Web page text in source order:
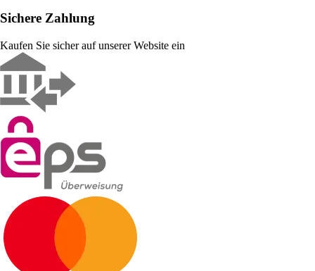
Sichere Zahlung
Kaufen Sie sicher auf unserer Website ein